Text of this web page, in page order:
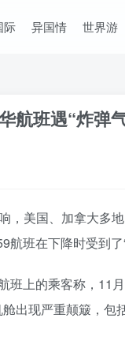
际 异国情 世界游
航班遇“炸弹
，美国、加拿大多
班在下降时受到了
班上的乘客称，11
出现严重颠簸，包